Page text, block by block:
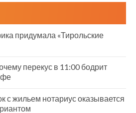
придумала «Тирольские
перекус в 11:00 бодрит
с жильем нотариус оказывается